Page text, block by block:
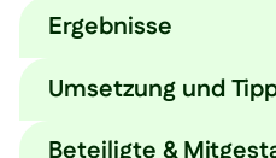
Ergebnisse
Aus dem Hackathon
die heute fester
sind. Wir halten
Umsetzung und
Beteiligte &